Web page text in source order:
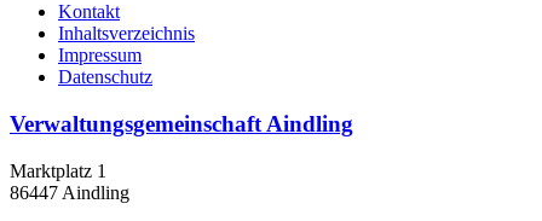
Kontakt
Inhaltsverzeichnis
Impressum
Datenschutz
Verwaltungsgemeinschaft Aindling
Marktplatz 1
86447 Aindling